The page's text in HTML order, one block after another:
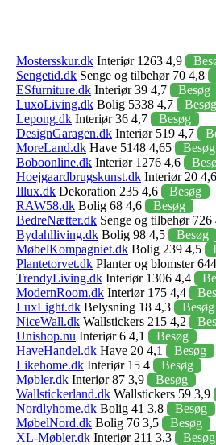
Mostersskur.dk Interiør 1263 4,9
Sengetid.dk Senge og tilbehør 70 4,8
ESfurniture.dk Interiør 39 4,7
Besøg
LuxoLiving.dk Bolig 5338 4,7
Besøg
Lepong.dk Interiør 36 4,7
Besøg
DesignGaragen.dk Interiør 519 4,7
MoreLand.dk Have 5148 4,65
Besøg
Boboonline.dk Interiør 1276 4,6
Hoejgaardbrugskunst.dk Interiør 20 4,6
Illux.dk Dekoration 235 4,6
Besøg
RAW58.dk Bolig 68 4,6
Besøg
BedreNætter.dk Senge og tilbehør 726
Bydahlliving.dk Bolig 98 4,5
Besøg
MøbelKompagniet.dk Bolig 239 4,5
Plantetorvet.dk Planter og blomster
TrendyLiving.dk Interiør 1306 4,4
ModernRoom.dk Interiør 175 4,4
LuxLight.dk Belysning 18 4,3
Besøg
NiceWall.dk Wallstickers 215 4,2
Unishop.nu Interiør 6 4,1
Besøg
HaveHandel.dk Have 20 4,1
Besøg
Likehome.dk Interiør 15 4
Besøg
Møbler.dk Interiør 87 3,9
Besøg
Wallstickerland.dk Wallstickers 59 3,9
Nordlyhome.dk Bolig 41 3,8
Besøg
MøbelNord.dk Bolig 76 3,5
Besøg
XL-Møbler.dk Interiør 211 3,3
Besøg